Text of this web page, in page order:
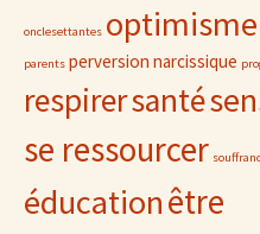
onclesettantes optimisme
parents perversion narcissique
respirersanté
se ressourcer
éducationêtre